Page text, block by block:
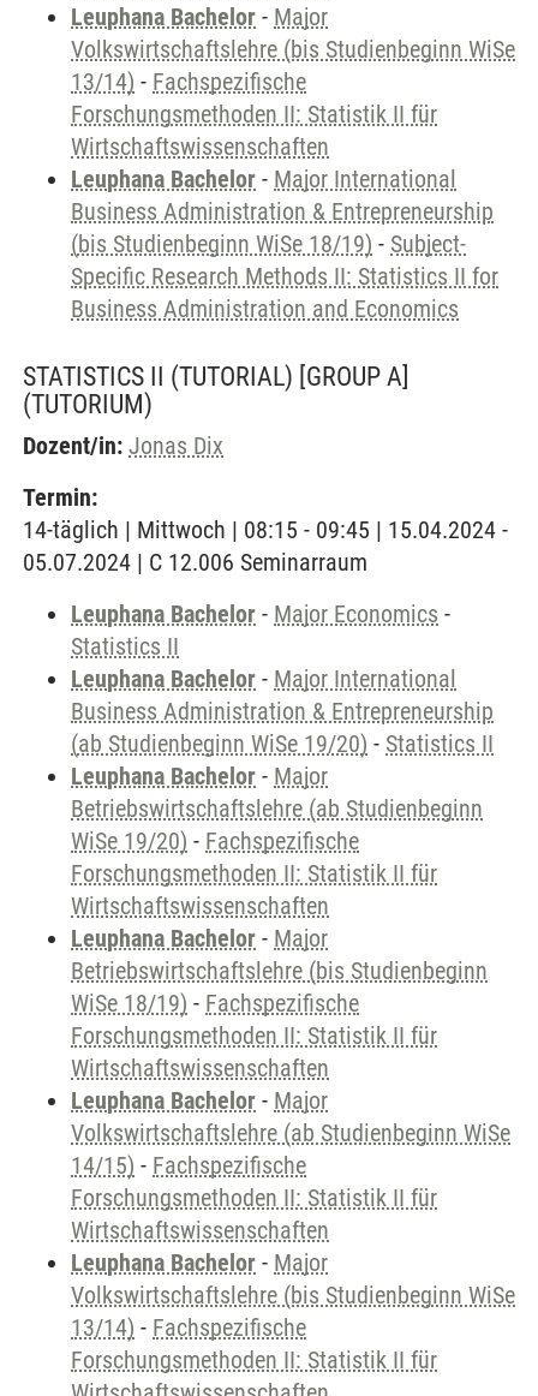
Leuphana Bachelor - Major
Volkswirtschaftslehre (bis Studienbeginn WiSe
13/14) - Fachspezifische
Forschungsmethoden II: Statistik II für
Wirtschaftswissenschaften
Leuphana Bachelor - Major International
Business Administration & Entrepreneurship
(bis Studienbeginn WiSe 18/19) - Subject-
Specific Research Methods II: Statistics II for
Business Administration and Economics
STATISTICS II (TUTORIAL) [GROUP A]
(TUTORIUM)
Dozent/in: Jonas Dix
Termin:
14-täglich | Mittwoch | 08:15 - 09:45 | 15.04.2024 -
05.07.2024 | C 12.006 Seminarraum
Leuphana Bachelor - Major Economics -
Statistics II
Leuphana Bachelor - Major International
Business Administration & Entrepreneurship
(ab Studienbeginn WiSe 19/20) - Statistics II
Leuphana Bachelor - Major
Betriebswirtschaftslehre (ab Studienbeginn
WiSe 19/20) - Fachspezifische
Forschungsmethoden II: Statistik II für
Wirtschaftswissenschaften
Leuphana Bachelor - Major
Betriebswirtschaftslehre (bis Studienbeginn
WiSe 18/19) - Fachspezifische
Forschungsmethoden II: Statistik II für
Wirtschaftswissenschaften
Leuphana Bachelor - Major
Volkswirtschaftslehre (ab Studienbeginn WiSe
14/15) - Fachspezifische
Forschungsmethoden II: Statistik II für
Wirtschaftswissenschaften
Leuphana Bachelor - Major
Volkswirtschaftslehre (bis Studienbeginn WiSe
13/14) - Fachspezifische
Forschungsmethoden II: Statistik II für